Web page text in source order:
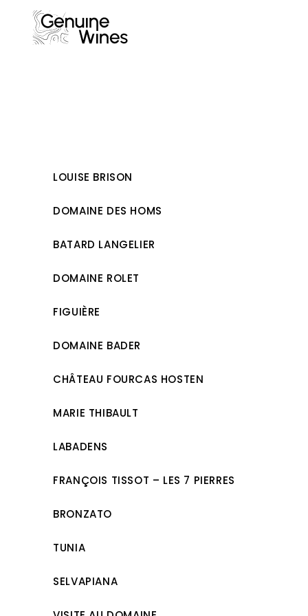
content
LOUISE BRISON
DOMAINE DES HOMS
BATARD LANGELIER
DOMAINE ROLET
FIGUIÈRE
DOMAINE BADER
CHÂTEAU FOURCAS HOSTEN
MARIE THIBAULT
LABADENS
FRANÇOIS TISSOT – LES 7 PIERRES
BRONZATO
TUNIA
SELVAPIANA